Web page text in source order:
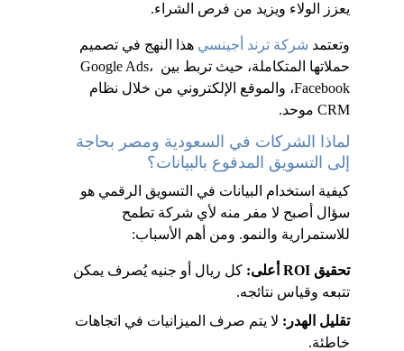
يعزز الولاء ويزيد من فرص الشراء.
وتعتمد شركة ترند أجينسي هذا النهج في تصميم
حملاتها المتكاملة، حيث تربط بين Google Ads،
Facebook، والموقع الإلكتروني من خلال نظام
CRM موحد.
لماذا الشركات في السعودية ومصر بحاجة
إلى التسويق المدفوع بالبيانات؟
كيفية استخدام البيانات في التسويق الرقمي هو
سؤال أصبح لا مفر منه لأي شركة تطمح
للاستمرارية والنمو. ومن أهم الأسباب:
تحقيق ROI أعلى:
كل ريال أو جنيه يُصرف يمكن
تتبعه وقياس نتائجه.
تقليل الهدر: لا يتم صرف الميزانيات في اتجاهات
خاطئة.